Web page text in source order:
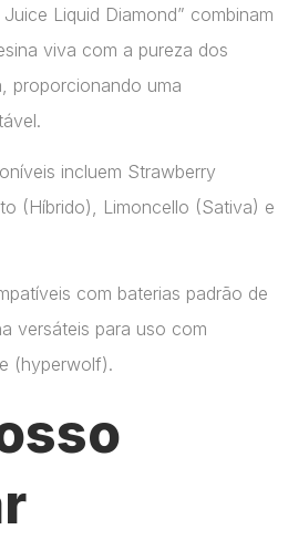
Liquid Diamond” combinam
viva com a pureza dos
proporcionando uma
incluem Strawberry
(Híbrido), Limoncello (Sativa) e
com baterias padrão de
versáteis para uso com
(hyperwolf)​.